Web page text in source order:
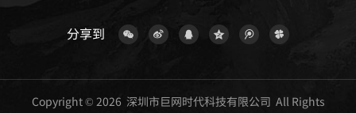
分享到
Copyright © 2026 深圳市巨网时代科技有限公司 All Rights